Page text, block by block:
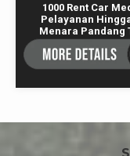
1000 Rent Car
Pelayanan
Menara Pandang